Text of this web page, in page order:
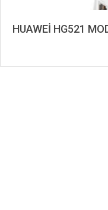
HUAWEİ HG521